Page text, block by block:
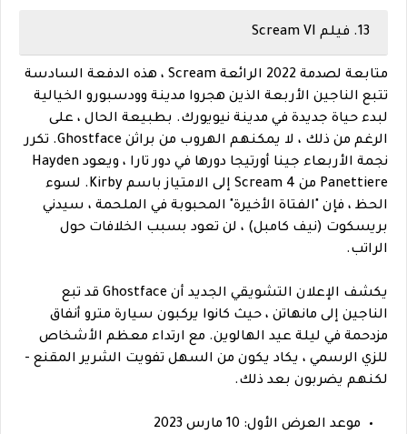
13. فيلم Scream VI
متابعة لصدمة 2022 الرائعة Scream ، هذه الدفعة السادسة
تتبع الناجين الأربعة الذين هجروا مدينة وودسبورو الخيالية
لبدء حياة جديدة في مدينة نيويورك. بطبيعة الحال ، على
الرغم من ذلك ، لا يمكنهم الهروب من براثن Ghostface. تكرر
نجمة الأربعاء جينا أورتيجا دورها في دور تارا ، ويعود Hayden
Panettiere من Scream 4 إلى الامتياز باسم Kirby. لسوء
الحظ ، فإن "الفتاة الأخيرة" المحبوبة في الملحمة ، سيدني
بريسكوت (نيف كامبل) ، لن تعود بسبب الخلافات حول
الراتب.
يكشف الإعلان التشويقي الجديد أن Ghostface قد تبع
الناجين إلى مانهاتن ، حيث كانوا يركبون سيارة مترو أنفاق
مزدحمة في ليلة عيد الهالوين. مع ارتداء معظم الأشخاص
للزي الرسمي ، يكاد يكون من السهل تفويت الشرير المقنع -
لكنهم يضربون بعد ذلك.
موعد العرض الأول: 10 مارس 2023